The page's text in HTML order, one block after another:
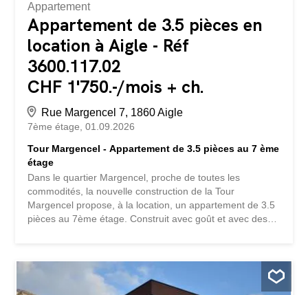
Appartement
Appartement de 3.5 pièces en
location à Aigle - Réf
3600.117.02
CHF 1'750.-/mois + ch.
Rue Margencel 7, 1860 Aigle
7ème étage 01.09.2026
Tour Margencel - Appartement de 3.5 pièces au 7 ème
étage
Dans le quartier Margencel, proche de toutes les
commodités, la nouvelle construction de la Tour
Margencel propose, à la location, un appartement de 3.5
pièces au 7ème étage. Construit avec goût et avec des
raccordements nécessaires pour l'installation d'une
colonne de lavage, une cuisine entièrement équipée et
agencée ouverte sur le coin salon, deux chambres à